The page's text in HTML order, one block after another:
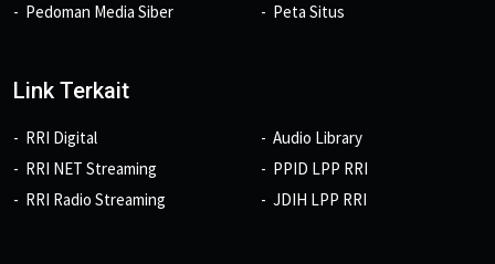
Pedoman Media Siber
Peta Situs
Link Terkait
RRI Digital
RRI NET Streaming
RRI Radio Streaming
Audio Library
PPID LPP RRI
JDIH LPP RRI